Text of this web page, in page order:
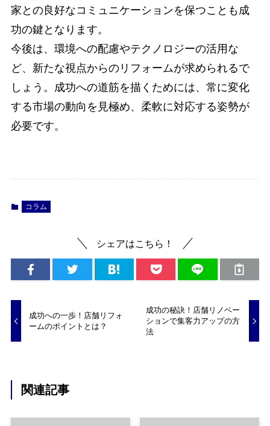
家との良好なコミュニケーションを保つことも成
功の鍵となります。
今後は、環境への配慮やテクノロジーの活用な
ど、新たな視点からのリフォームが求められるで
しょう。成功への道筋を描くためには、常に変化
する市場の動向を見極め、柔軟に対応する姿勢が
必要です。
コラム
シェアはこちら！
成功への一歩！店舗リフォ
ームのポイントとは？
成功の秘訣！店舗リノベー
ションで集客力アップの方
法
関連記事